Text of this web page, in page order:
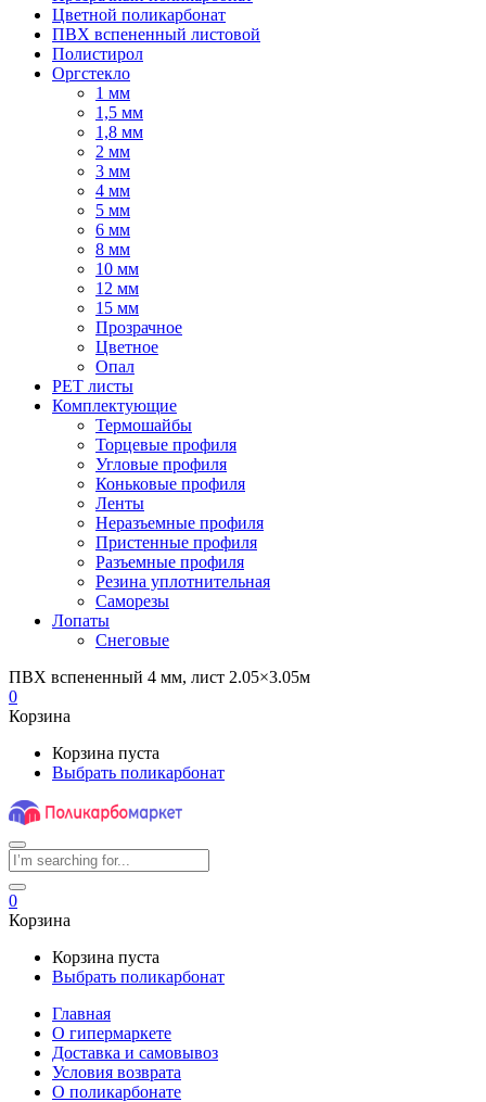
Цветной поликарбонат
ПВХ вспененный листовой
Полистирол
Оргстекло
1 мм
1,5 мм
1,8 мм
2 мм
3 мм
4 мм
5 мм
6 мм
8 мм
10 мм
12 мм
15 мм
Прозрачное
Цветное
Опал
PET листы
Комплектующие
Термошайбы
Торцевые профиля
Угловые профиля
Коньковые профиля
Ленты
Неразъемные профиля
Пристенные профиля
Разъемные профиля
Резина уплотнительная
Саморезы
Лопаты
Снеговые
ПВХ вспененный 4 мм, лист 2.05×3.05м
0
Корзина
Корзина пуста
Выбрать поликарбонат
0
Корзина
Корзина пуста
Выбрать поликарбонат
Главная
О гипермаркете
Доставка и самовывоз
Условия возврата
О поликарбонате